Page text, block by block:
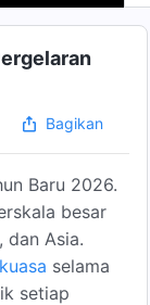
Bagikan
Baru 2026.
besar
dan Asia.
selama
setiap